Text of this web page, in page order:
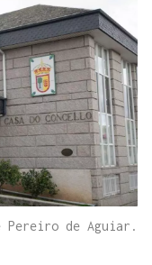
Pereiro de Aguiar.